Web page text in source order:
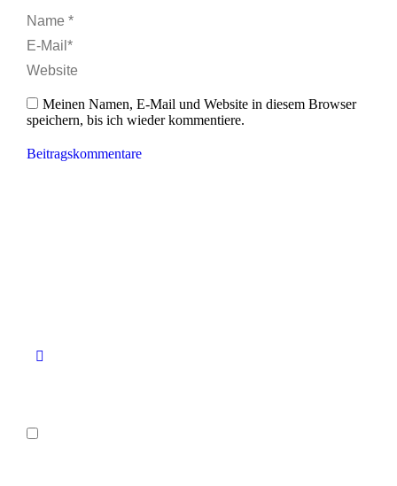
Name *
E-Mail *
Website
Meinen Namen, E-Mail und Website in diesem Browser
speichern, bis ich wieder kommentiere.
Beitragskommentare